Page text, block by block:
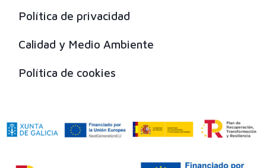
Política de privacidad
Calidad y Medio Ambiente
Política de cookies